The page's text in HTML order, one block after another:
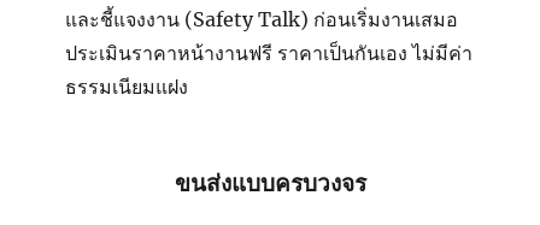
และชี้แจงงาน (Safety Talk) ก่อนเริ่มงานเสมอ
ประเมินราคาหน้างานฟรี ราคาเป็นกันเอง ไม่มีค่า
ธรรมเนียมแฝง
ขนส่งแบบครบวงจร